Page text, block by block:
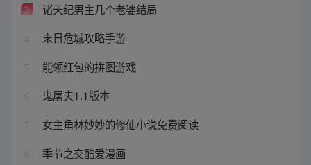
3 诸天纪男主几个老婆结局
4 末日危城攻略手游
5 能领红包的拼图游戏
6 鬼屠夫1.1版本
7 女主角林妙妙的修仙小说免费阅读
8 季节之交酷爱漫画